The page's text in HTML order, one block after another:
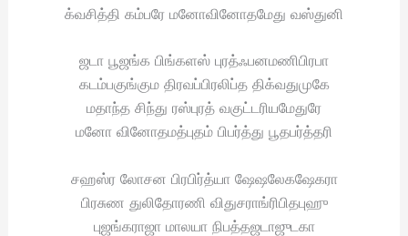
க்வசித்தி கம்பரே மனோவினோதமேது வஸ்துனி
ஜடா பூஜங்க பிங்களஸ் புரத்ஃபனமணிபிரபா
கடம்பகுங்கும திரவப்பிரலிப்த திக்வதுமுகே
மதாந்த சிந்து ரஸ்புரத் வகுட்டரியமேதுரே
மனோ வினோதமத்புதம் பிபர்த்து பூதபர்த்தரி
சஹஸ்ர லோசன பிரபிர்த்யா ஷேஷலேகஷேகரா
பிரசுண துலிதோரணி விதுசராங்ரிபிதபுஹு
புஜங்கராஜா மாலயா நிபத்தஜடாஜுடகா